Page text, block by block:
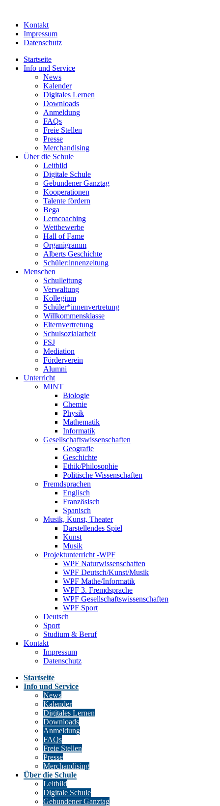
Kontakt
Impressum
Datenschutz
Startseite
Info und Service
News
Kalender
Digitales Lernen
Downloads
Anmeldung
FAQs
Freie Stellen
Presse
Merchandising
Über die Schule
Leitbild
Digitale Schule
Gebundener Ganztag
Kooperationen
Talente fördern
Bega
Lerncoaching
Wettbewerbe
Hall of Fame
Organigramm
Alberts Geschichte
Schüler:innenzeitung
Menschen
Schulleitung
Verwaltung
Kollegium
Schüler*innenvertretung
Willkommensklasse
Elternvertretung
Schulsozialarbeit
FSJ
Mediation
Förderverein
Alumni
Unterricht
MINT
Biologie
Chemie
Physik
Mathematik
Informatik
Gesellschaftswissenschaften
Geografie
Geschichte
Ethik/Philosophie
Politische Wissenschaften
Fremdsprachen
Englisch
Französisch
Spanisch
Musik, Kunst, Theater
Darstellendes Spiel
Kunst
Musik
Projektunterricht -WPF
WPF Naturwissenschaften
WPF Deutsch/Kunst/Musik
WPF Mathe/Informatik
WPF 3. Fremdsprache
WPF Gesellschaftswissenschaften
WPF Sport
Deutsch
Sport
Studium & Beruf
Kontakt
Impressum
Datenschutz
Startseite
Info und Service
News
Kalender
Digitales Lernen
Downloads
Anmeldung
FAQs
Freie Stellen
Presse
Merchandising
Über die Schule
Leitbild
Digitale Schule
Gebundener Ganztag